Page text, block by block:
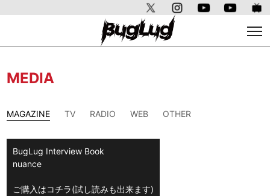
MEDIA
MAGAZINE TV RADIO WEB OTHER
BugLug Interview Book
nuance
ご購入はコチラ(試し読みも出来ます)